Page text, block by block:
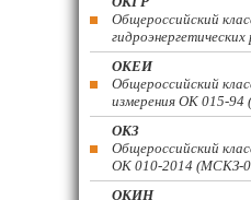
Общероссийский
ОКЕИ
Общероссийский
измерения ОК 015-
ОКЗ
Общероссийский
ОК 010-2014 (МСКЗ-
ОКИН